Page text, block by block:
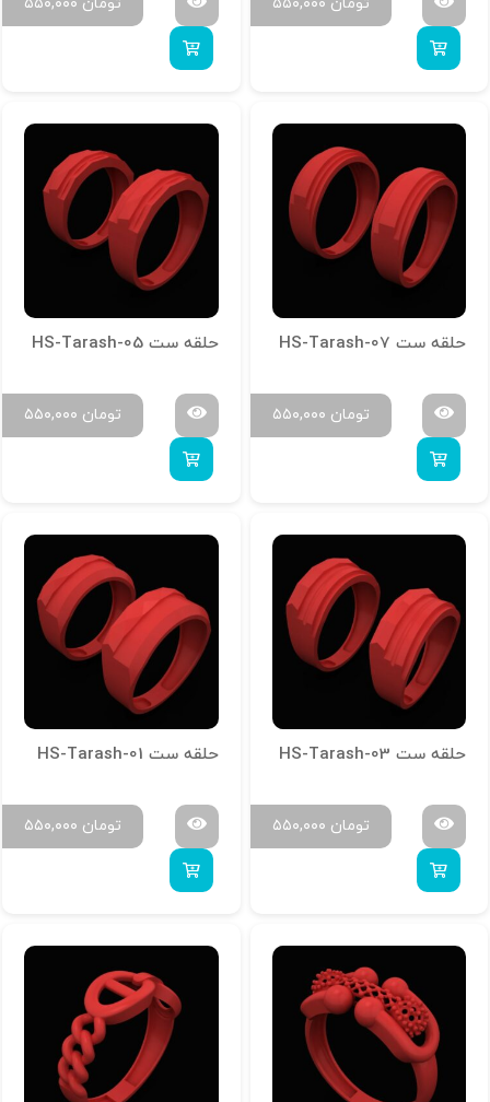
۵۵۰,۰۰۰ تومان ۵۵۰,۰۰۰ تومان
حلقه ست HS-Tarash-07
۵۵۰,۰۰۰ تومان
حلقه ست HS-Tarash-05
۵۵۰,۰۰۰ تومان
حلقه ست HS-Tarash-03
۵۵۰,۰۰۰ تومان
حلقه ست HS-Tarash-01
۵۵۰,۰۰۰ تومان